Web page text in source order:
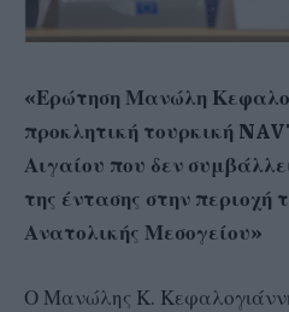
«Ερώτηση Μανώλη
προκλητική τουρκική
Αιγαίου που δεν
της έντασης στην περιοχή
Ανατολικής Μεσογείου»
Ο Μανώλης Κ.